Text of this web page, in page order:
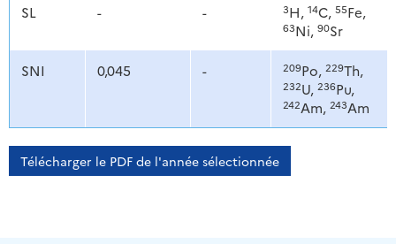
SL - - 3H, 14C, 55Fe,
63Ni, 90Sr
SNI 0,045 - 209Po, 229Th,
232U, 236Pu,
242Am, 243Am
Télécharger le PDF de l'année sélectionnée